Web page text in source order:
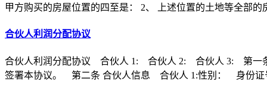
甲方购买的房屋位置的四至是： 2、 上述位置的土地等全部的
合伙人利润分配协议
合伙人利润分配协议 合伙人 1: 合伙人 2: 合伙人 3: 第一条
签署本协议。 第二条 合伙人信息 合伙人 1:性别： 身份